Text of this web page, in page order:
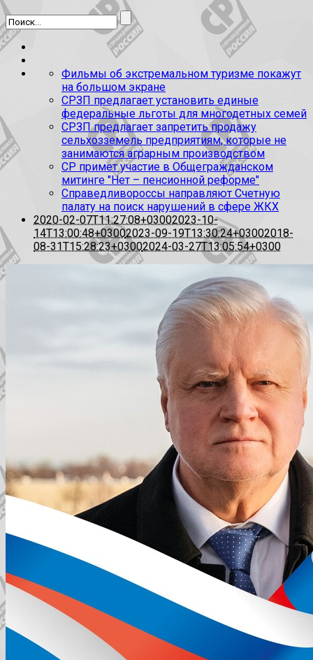
Фильмы об экстремальном туризме покажут
на большом экране
СРЗП предлагает установить единые
федеральные льготы для многодетных семей
СРЗП предлагает запретить продажу
сельхозземель предприятиям, которые не
занимаются аграрным производством
СР примет участие в Общегражданском
митинге "Нет – пенсионной реформе"
Справедливороссы направляют Счетную
палату на поиск нарушений в сфере ЖКХ
2020-02-07T11:27:08+03002023-10-
14T13:00:48+03002023-09-19T13:30:24+03002018-
08-31T15:28:23+03002024-03-27T13:05:54+0300